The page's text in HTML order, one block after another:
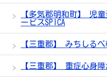
【多気郡明和町】 児
ービスSPICA
【三重郡】 みちしる
【三重郡】 重症心身